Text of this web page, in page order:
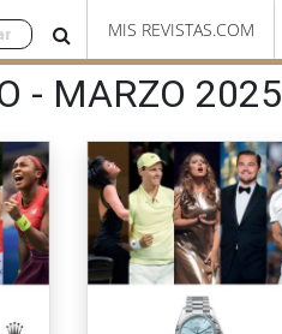
MIS REVISTAS.COM
- MARZO 2025